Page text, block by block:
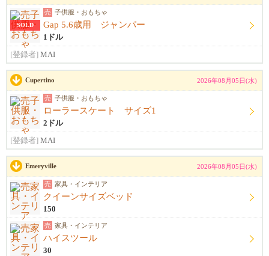
SOLD
売 子供服・おもちゃ
Gap 5.6歳用 ジャンパー
1ドル
[登録者] MAI
Cupertino 2026年08月05日(水)
売 子供服・おもちゃ
ローラースケート サイズ1
2ドル
[登録者] MAI
Emeryville 2026年08月05日(水)
売 家具・インテリア
クイーンサイズベッド
150
売 家具・インテリア
ハイスツール
30